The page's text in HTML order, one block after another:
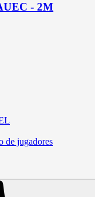
- 2M
de jugadores